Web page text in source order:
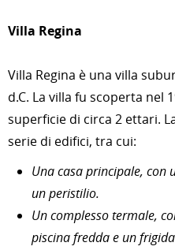
Villa Regina
Villa Regina è una villa
d.C. La villa fu scoperta nel
superficie di circa 2 ettari.
serie di edifici, tra cui:
Una casa principale, con
un peristilio.
Un complesso termale,
piscina fredda e un